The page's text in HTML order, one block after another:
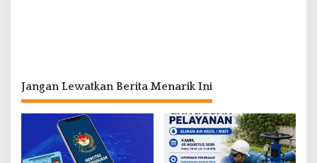
Jangan Lewatkan Berita Menarik Ini